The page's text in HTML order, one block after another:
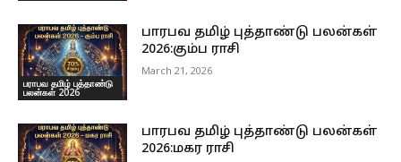
பராபவ தமிழ் புத்தாண்டு
பலன்கள் 2026
பாரபவ தமிழ் புத்தாண்டு பலன்கள்
2026:கும்ப ராசி
March 21, 2026
பாரபவ தமிழ் புத்தாண்டு பலன்கள்
2026:மகர ராசி